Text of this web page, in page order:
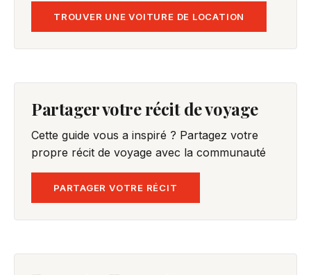
TROUVER UNE VOITURE DE LOCATION
Partager votre récit de voyage
Cette guide vous a inspiré ? Partagez votre
propre récit de voyage avec la communauté
PARTAGER VOTRE RÉCIT